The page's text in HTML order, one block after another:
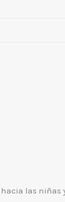
las niñas